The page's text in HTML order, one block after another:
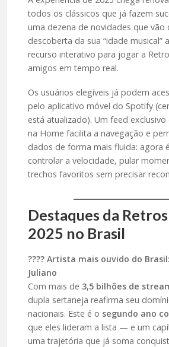
todos os clássicos que já fazem
uma dezena de novidades que vão
descoberta da sua “idade musical”
recurso interativo para jogar a
amigos em tempo real.
Os usuários elegíveis já podem
pelo aplicativo móvel do Spotify
está atualizado). Um feed
na Home facilita a navegação e
dados de forma mais fluida: agora
controlar a velocidade, pular
trechos favoritos sem precisar
Destaques da
2025 no Brasil
???? Artista mais ouvido do
Juliano
Com mais de 3,5 bilhões de
dupla sertaneja reafirma seu
nacionais. Este é o segundo ano
que eles lideram a lista — e um
uma trajetória que já soma